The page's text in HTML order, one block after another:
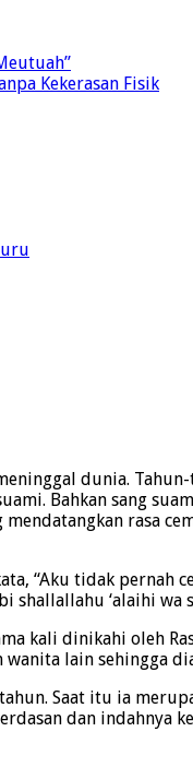
Kekerasan Fisik
dunia.
Bahkan sang
rasa
“Aku tidak
‘alaihi wa
kali dinikahi oleh
lain sehingga
Saat itu ia
dan